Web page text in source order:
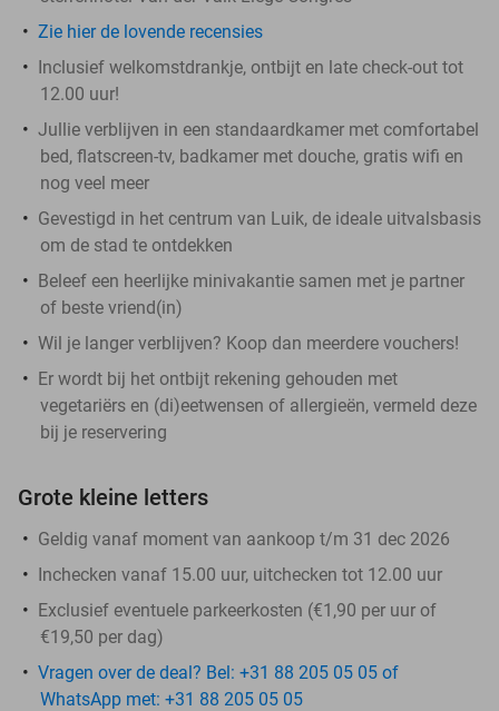
Zie hier de lovende recensies
Inclusief welkomstdrankje, ontbijt en late check-out tot
12.00 uur!
Jullie verblijven in een standaardkamer met comfortabel
bed, flatscreen-tv, badkamer met douche, gratis wifi en
nog veel meer
Gevestigd in het centrum van Luik, de ideale uitvalsbasis
om de stad te ontdekken
Beleef een heerlijke minivakantie samen met je partner
of beste vriend(in)
Wil je langer verblijven? Koop dan meerdere vouchers!
Er wordt bij het ontbijt rekening gehouden met
vegetariërs en (di)eetwensen of allergieën, vermeld deze
bij je reservering
Grote kleine letters
Geldig vanaf moment van aankoop t/m 31 dec 2026
Inchecken vanaf 15.00 uur, uitchecken tot 12.00 uur
Exclusief eventuele parkeerkosten (€1,90 per uur of
€19,50 per dag)
Vragen over de deal? Bel: +31 88 205 05 05 of
WhatsApp met: +31 88 205 05 05